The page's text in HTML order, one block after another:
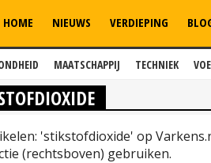
MAATSCHAPPIJ TECHNIEK
HOME NIEUWS VERDIEPING
'stikstofdioxide' op
(rechtsboven) gebruiken.